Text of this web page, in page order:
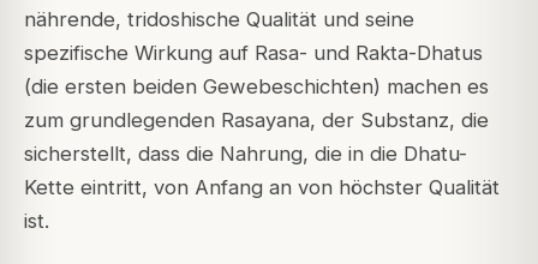
nährende, tridoshische Qualität und seine
spezifische Wirkung auf Rasa- und Rakta-Dhatus
(die ersten beiden Gewebeschichten) machen es
zum grundlegenden Rasayana, der Substanz, die
sicherstellt, dass die Nahrung, die in die Dhatu-
Kette eintritt, von Anfang an von höchster Qualität
ist.